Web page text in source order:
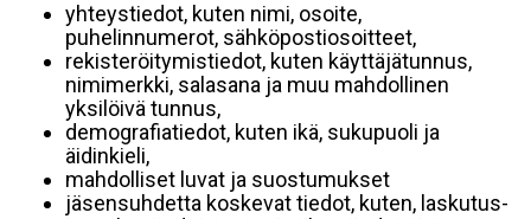
yhteystiedot, kuten nimi, osoite,
puhelinnumerot, sähköpostiosoitteet,
rekisteröitymistiedot, kuten käyttäjätunnus,
nimimerkki, salasana ja muu mahdollinen
yksilöivä tunnus,
demografiatiedot, kuten ikä, sukupuoli ja
äidinkieli,
mahdolliset luvat ja suostumukset
jäsensuhdetta koskevat tiedot, kuten, laskutus-